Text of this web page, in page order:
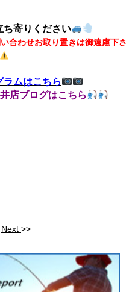
ち寄りください
合わせお取り置きは御遠慮下さ
ラムはこちら
店ブログはこちら
Next >>